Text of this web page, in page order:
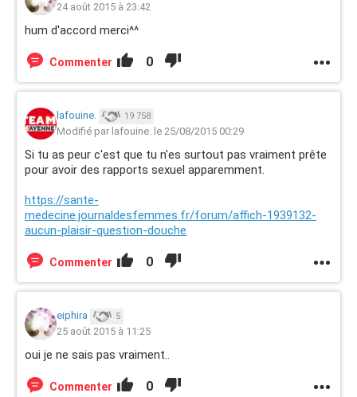
24 août 2015 à 23:42
hum d'accord merci^^
Commenter 0
lafouine. 19 758
Modifié par lafouine. le 25/08/2015 00:29
Si tu as peur c'est que tu n'es surtout pas vraiment prête
pour avoir des rapports sexuel apparemment.
https://sante-
medecine.journaldesfemmes.fr/forum/affich-1939132-
aucun-plaisir-question-douche
Commenter 0
eiphira 5
25 août 2015 à 11:25
oui je ne sais pas vraiment..
Commenter 0